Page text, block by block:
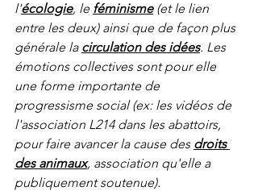
l'écologie, le féminisme (et le lien
entre les deux) ainsi que de façon plus
générale la circulation des idées. Les
émotions collectives sont pour elle
une forme importante de
progressisme social (ex: les vidéos de
l'association L214 dans les abattoirs,
pour faire avancer la cause des droits
des animaux, association qu'elle a
publiquement soutenue).